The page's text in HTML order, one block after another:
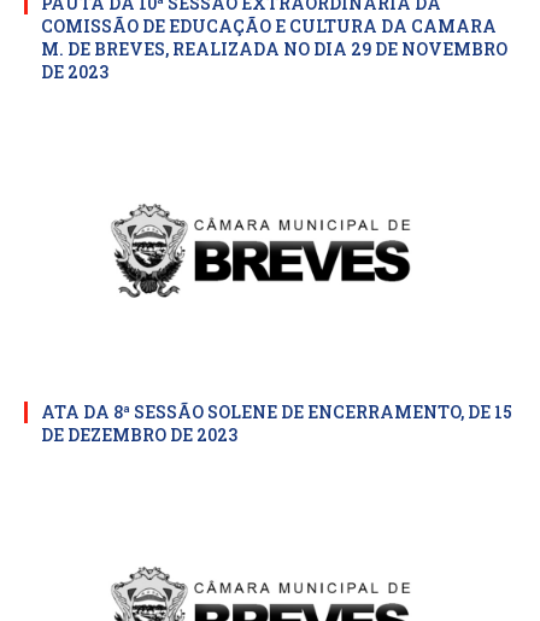
COMISSÃO DE EDUCAÇÃO E CULTURA DA CAMARA
M. DE BREVES, REALIZADA NO DIA 29 DE NOVEMBRO
DE 2023
ATA DA 8ª SESSÃO SOLENE DE ENCERRAMENTO, DE 15
DE DEZEMBRO DE 2023